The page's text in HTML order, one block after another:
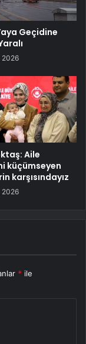
Geçidine
2026
Aile
küçümseyen
karşısındayız
2026
* ile